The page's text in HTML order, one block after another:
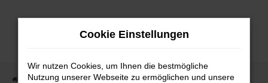
Zum
Startseite Fahrzeugangebote Fahrzeugmarkt
Cookie Einstellungen
Wir nutzen Cookies, um Ihnen die bestmögliche
Nutzung unserer Webseite zu ermöglichen und unsere